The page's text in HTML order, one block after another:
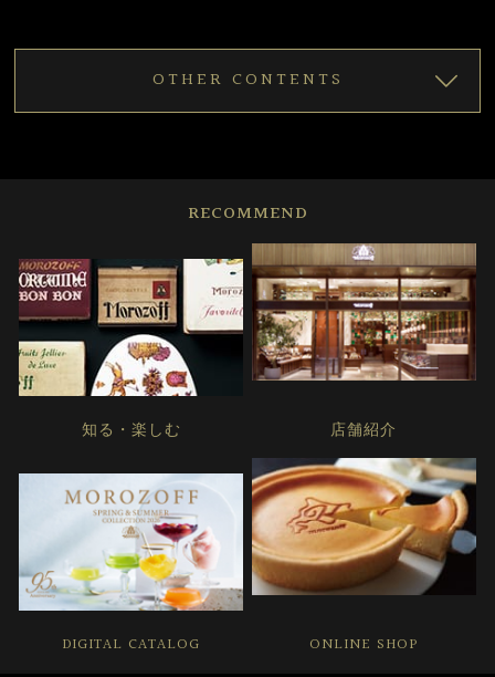
OTHER CONTENTS
RECOMMEND
知る・楽しむ 店舗紹介
DIGITAL CATALOG ONLINE SHOP